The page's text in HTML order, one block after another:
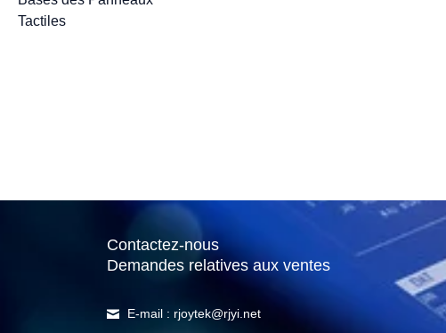
Tactiles
Contactez-nous
Demandes relatives aux ventes
E-mail : rjoytek@rjyi.net